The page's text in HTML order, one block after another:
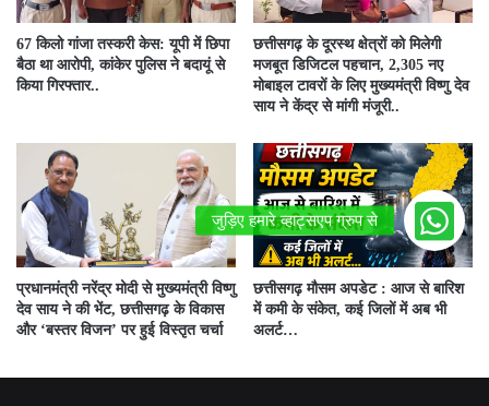
67 किलो गांजा तस्करी केस: यूपी में छिपा
बैठा था आरोपी, कांकेर पुलिस ने बदायूं से
किया गिरफ्तार..
छत्तीसगढ़ के दूरस्थ क्षेत्रों को मिलेगी
मजबूत डिजिटल पहचान, 2,305 नए
मोबाइल टावरों के लिए मुख्यमंत्री विष्णु देव
साय ने केंद्र से मांगी मंजूरी..
प्रधानमंत्री नरेंद्र मोदी से मुख्यमंत्री विष्णु
देव साय ने की भेंट, छत्तीसगढ़ के विकास
और ‘बस्तर विजन’ पर हुई विस्तृत चर्चा
छत्तीसगढ़ मौसम अपडेट : आज से बारिश
में कमी के संकेत, कई जिलों में अब भी
अलर्ट…